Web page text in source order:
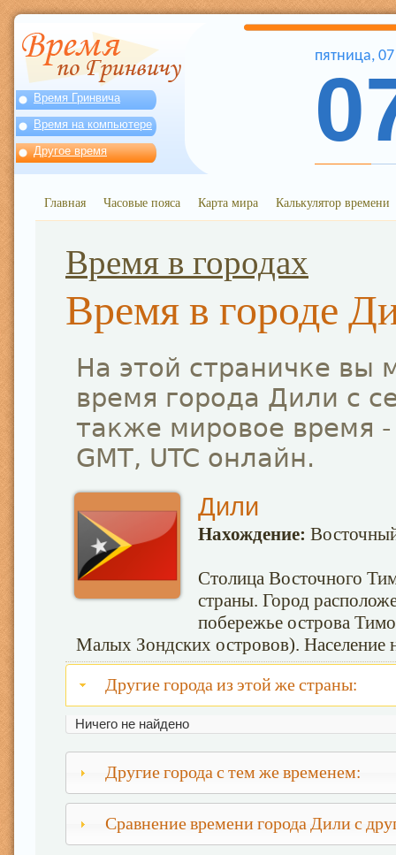
Время Гринвича
Время на компьютере
Другое время
пятница, 07
Главная Часовые пояса Карта мира Калькулятор времени
Время в городах
Время в городе
На этой страничке вы
время города Дили с
также мировое время
GMT, UTC онлайн.
Дили
Нахождение:
Столица Восточного
страны. Город
побережье острова
Малых Зондских островов). Население
Другие города из этой же страны:
Ничего не найдено
Другие города с тем же временем:
Сравнение времени города Дили с